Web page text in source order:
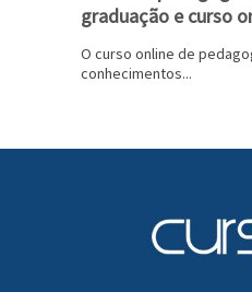
graduação e curso
O curso online de
conhecimentos...